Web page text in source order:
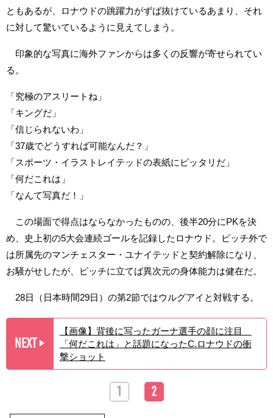
ともあるが、ロナウドの跳躍力がずば抜けているあまり、それ
に対して驚いているように見えてしまう。
印象的な写真に海外ファンからは多くの反響が寄せられてい
る。
「究極のアスリートね」
「キングだ」
「信じられないわ」
「37歳でどうすれば可能なんだ？」
「スポーツ・イラストレイテッドの表紙にピッタリだ」
「何だこれは」
「なんて写真だ！」
この場面で得点はならなかったものの、後半20分にPKを決
め、史上初の5大会連続ゴールを記録したロナウド。ピッチ外で
は所属先のマンチェスター・ユナイテッドと契約解除になり、
お騒がせしたが、ピッチに立てば異次元の身体能力は健在だ。
28日（日本時間29日）の第2節ではウルグアイと対戦する。
NEXT ▶︎
【画像】背後に写ったガーナ選手の顔に注目
「何だこれは」と話題になったC.ロナウドの衝
撃ショット
1 2